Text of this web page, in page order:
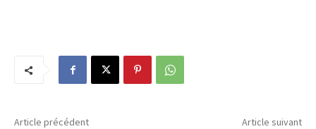
Article précédent Article suivant